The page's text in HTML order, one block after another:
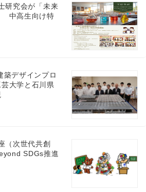
研究会が「未来
中高生向け特
築デザインプロ
大学と石川県
（次世代共創
SDGs推進